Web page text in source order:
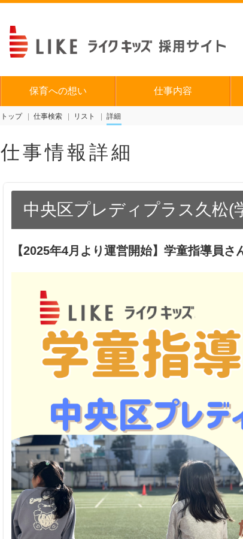
保育への想い 仕事内容
トップ 仕事検索 リスト 詳細
仕事情報詳細
中央区プレディプラス久松(
【2025年4月より運営開始】学童指導員さ